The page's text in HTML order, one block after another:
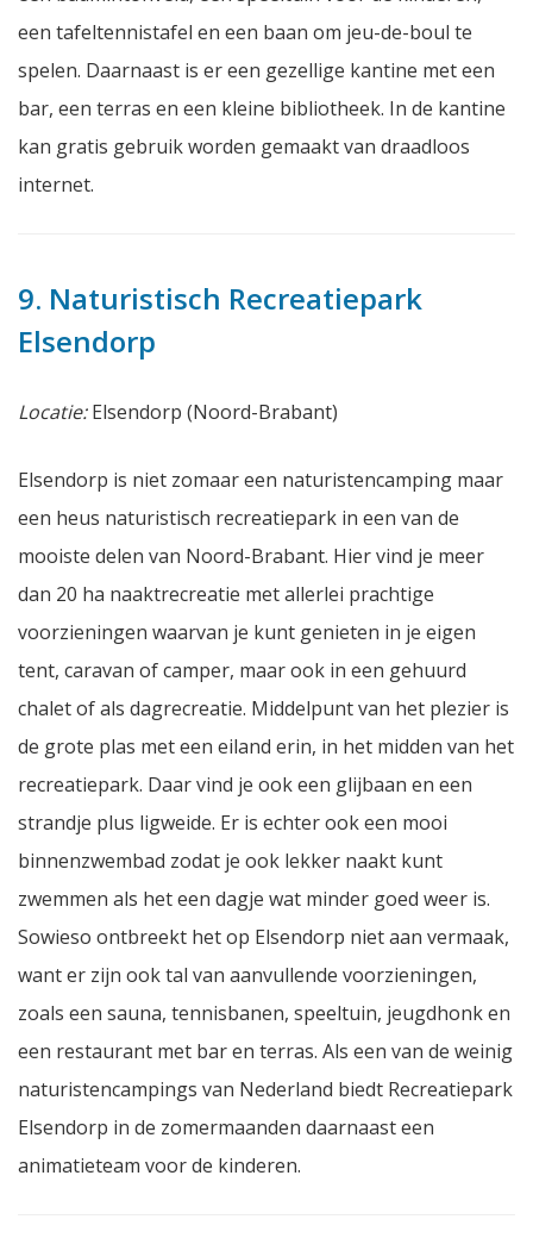
een tafeltennistafel en een baan om jeu-de-boul te
spelen. Daarnaast is er een gezellige kantine met een
bar, een terras en een kleine bibliotheek. In de kantine
kan gratis gebruik worden gemaakt van draadloos
internet.
9. Naturistisch Recreatiepark
Elsendorp
Locatie:Elsendorp (Noord-Brabant)
Elsendorp is niet zomaar een naturistencamping maar
een heus naturistisch recreatiepark in een van de
mooiste delen van Noord-Brabant. Hier vind je meer
dan 20 ha naaktrecreatie met allerlei prachtige
voorzieningen waarvan je kunt genieten in je eigen
tent, caravan of camper, maar ook in een gehuurd
chalet of als dagrecreatie. Middelpunt van het plezier is
de grote plas met een eiland erin, in het midden van het
recreatiepark. Daar vind je ook een glijbaan en een
strandje plus ligweide. Er is echter ook een mooi
binnenzwembad zodat je ook lekker naakt kunt
zwemmen als het een dagje wat minder goed weer is.
Sowieso ontbreekt het op Elsendorp niet aan vermaak,
want er zijn ook tal van aanvullende voorzieningen,
zoals een sauna, tennisbanen, speeltuin, jeugdhonk en
een restaurant met bar en terras. Als een van de weinig
naturistencampings van Nederland biedt Recreatiepark
Elsendorp in de zomermaanden daarnaast een
animatieteam voor de kinderen.